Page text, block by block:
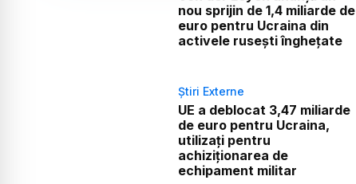
nou sprijin de 1,4 miliarde de
euro pentru Ucraina din
activele rusești înghețate
Știri Externe
UE a deblocat 3,47 miliarde
de euro pentru Ucraina,
utilizați pentru
achiziționarea de
echipament militar